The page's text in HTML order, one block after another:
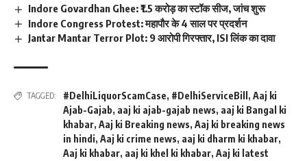
Indore Govardhan Ghee: ₹1.5 करोड़ का स्टॉक सीज, जांच शुरू
Indore Congress Protest: महापौर के 4 साल पर प्रदर्शन
Jantar Mantar Terror Plot: 9 आरोपी गिरफ्तार, ISI लिंक का दावा
TAGGED: #DelhiLiquorScamCase, #DelhiServiceBill , Aaj ki
Ajab-Gajab, aaj ki ajab-gajab news, aaj ki Bangal ki
khabar, Aaj ki Breaking news, Aaj ki breaking news
in hindi, Aaj ki crime news, aaj ki dharm ki khabar,
Aaj ki khabar, aaj ki khel ki khabar, Aaj ki latest